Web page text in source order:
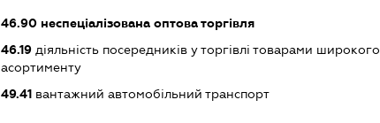
46.90неспеціалізована оптова торгівля
46.19діяльність посередників у торгівлі товарами широкого
асортименту
49.41вантажний автомобільний транспорт